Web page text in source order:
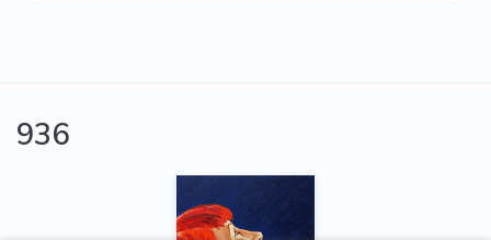
936